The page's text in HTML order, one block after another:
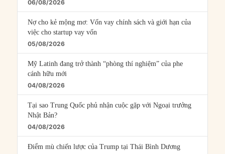
06/08/2026
Nợ cho kẻ mộng mơ: Vốn vay chính sách và giới hạn của
việc cho startup vay vốn
05/08/2026
Mỹ Latinh đang trở thành “phòng thí nghiệm” của phe
cánh hữu mới
04/08/2026
Tại sao Trung Quốc phủ nhận cuộc gặp với Ngoại trưởng
Nhật Bản?
04/08/2026
Điểm mù chiến lược của Trump tại Thái Bình Dương